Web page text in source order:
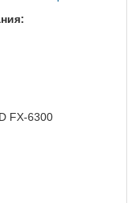
FX-6300